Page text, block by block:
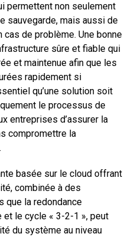
permettent non seulement
sauvegarde, mais aussi de
de problème. Une bonne
sûre et fiable qui
et maintenue afin que les
rapidement si
qu’une solution soit
le processus de
entreprises d’assurer la
compromettre la
basée sur le cloud offrant
combinée à des
la redondance
et le cycle « 3-2-1 », peut
du système au niveau